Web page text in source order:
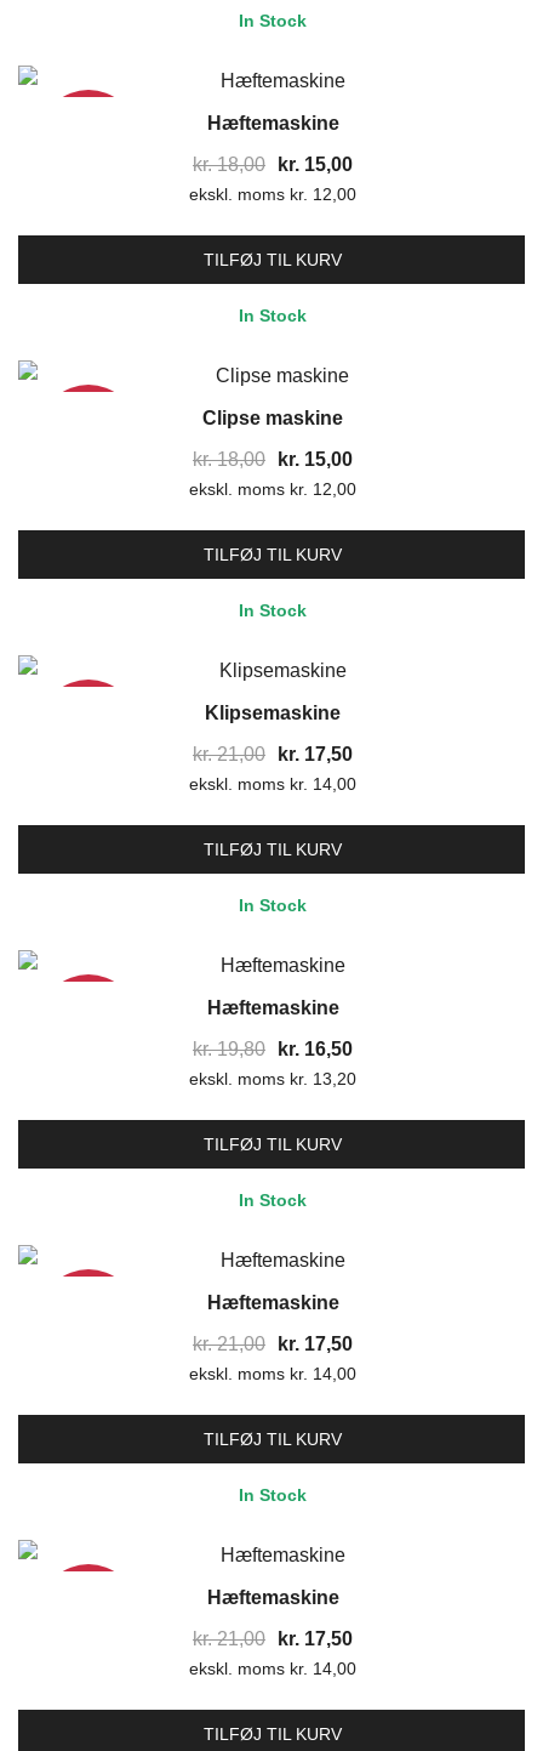
In Stock
Hæftemaskine
kr.18,00
Den
oprindelige
var:
kr. 18,00.
kr. 15,00Den
aktuelle
kr. 15,00.
ekskl. moms kr. 12,00
TILFØJ TIL KURV
In Stock
Clipse maskine
kr.18,00
Den
oprindelige
var:
kr. 18,00.
kr. 15,00Den
aktuelle
kr. 15,00.
ekskl. moms kr. 12,00
TILFØJ TIL KURV
In Stock
Klipsemaskine
kr.21,00
Den
oprindelige
var:
kr. 21,00.
kr. 17,50Den
aktuelle
kr. 17,50.
ekskl. moms kr. 14,00
TILFØJ TIL KURV
In Stock
Hæftemaskine
kr.19,80
Den
oprindelige
var:
kr. 19,80.
kr. 16,50Den
aktuelle
kr. 16,50.
ekskl. moms kr. 13,20
TILFØJ TIL KURV
In Stock
Hæftemaskine
kr.21,00
Den
oprindelige
var:
kr. 21,00.
kr. 17,50Den
aktuelle
kr. 17,50.
ekskl. moms kr. 14,00
TILFØJ TIL KURV
In Stock
Hæftemaskine
kr.21,00
Den
oprindelige
var:
kr. 17,50Den
aktuelle
ekskl. moms kr. 14,00
TILFØJ TIL KURV